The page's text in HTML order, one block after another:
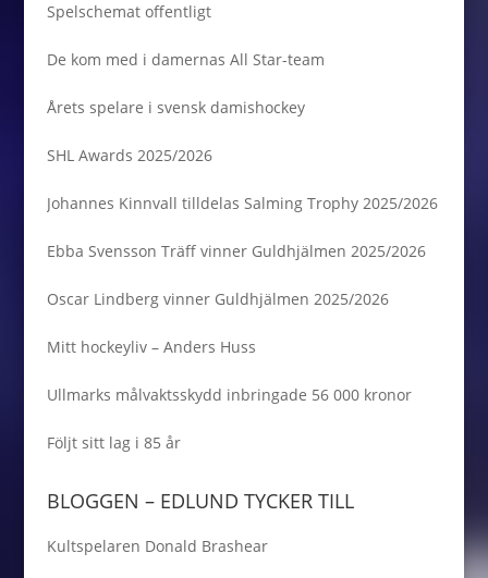
Spelschemat offentligt
De kom med i damernas All Star-team
Årets spelare i svensk damishockey
SHL Awards 2025/2026
Johannes Kinnvall tilldelas Salming Trophy 2025/2026
Ebba Svensson Träff vinner Guldhjälmen 2025/2026
Oscar Lindberg vinner Guldhjälmen 2025/2026
Mitt hockeyliv – Anders Huss
Ullmarks målvaktsskydd inbringade 56 000 kronor
Följt sitt lag i 85 år
BLOGGEN – EDLUND TYCKER TILL
Kultspelaren Donald Brashear